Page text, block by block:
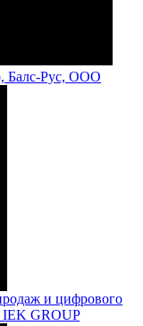
Балс-Рус, ООО
и цифрового
IEK GROUP